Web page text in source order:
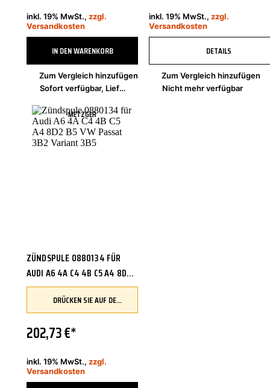
inkl. 19% MwSt., zzgl.
Versandkosten
IN DEN WARENKORB
Zum Vergleich hinzufügen
Sofort verfügbar, Lieferzeit 2-4 Tage
inkl. 19% MwSt., zzgl.
Versandkosten
DETAILS
Zum Vergleich hinzufügen
Nicht mehr verfügbar
METZGER
ZÜNDSPULE 0880134 FÜR
AUDI A6 4A C4 4B C5 A4 8D2
B5 VW PASSAT 3B2 VARIANT
DRÜCKEN SIE AUF DEN BUTTON, UM IHR FAHRZEUG ZU ÜBERPRÜFEN UND SICHERZUSTELLEN, DASS DIESES TEIL KOMPATIBEL IST, BEVOR SIE ES BESTELLEN
202,73 €*
inkl. 19% MwSt., zzgl.
Versandkosten